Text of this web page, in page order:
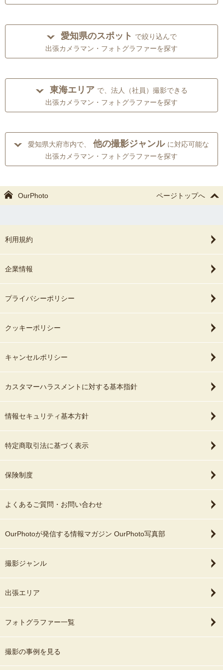
愛知県のスポット で絞り込んで
出張カメラマン・フォトグラファーを探す
東海エリア で、法人（社員）撮影できる
出張カメラマン・フォトグラファーを探す
愛知県大府市内で、 他の撮影ジャンル に対応可能な
出張カメラマン・フォトグラファーを探す
OurPhoto ページトップへ
利用規約
企業情報
プライバシーポリシー
クッキーポリシー
キャンセルポリシー
カスタマーハラスメントに対する基本指針
情報セキュリティ基本方針
特定商取引法に基づく表示
保険制度
よくあるご質問・お問い合わせ
OurPhotoが発信する情報マガジン OurPhoto写真部
撮影ジャンル
出張エリア
フォトグラファー一覧
撮影の事例を見る